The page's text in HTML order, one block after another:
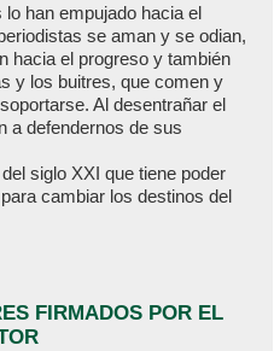
han empujado hacia el
se aman y se odian,
hacia el progreso y también
y los buitres, que comen y
Al desentrañar el
a defendernos de sus
siglo XXI que tiene poder
cambiar los destinos del
FIRMADOS POR EL